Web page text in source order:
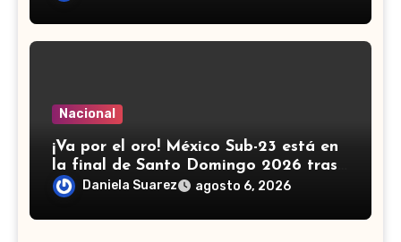
Nacional
¡Va por el oro! México Sub-23 está en
la final de Santo Domingo 2026 tras
golear a Panamá
Daniela Suarez agosto 6, 2026